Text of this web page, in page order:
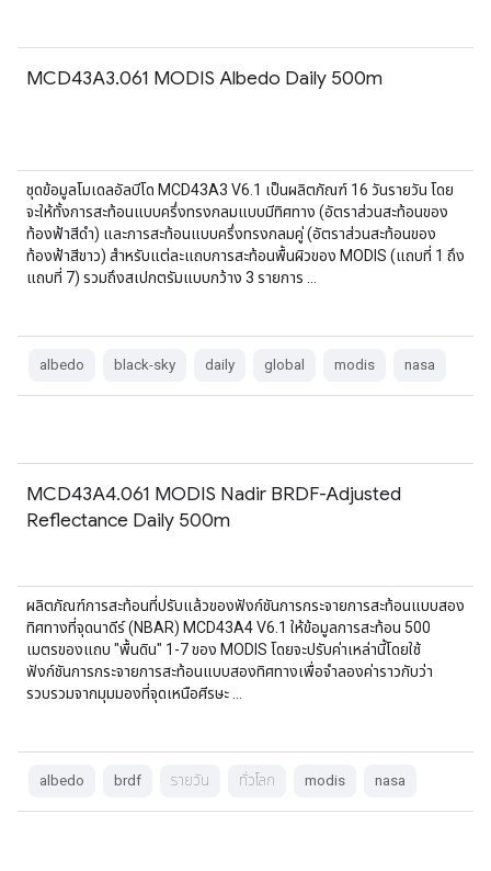
MCD43A3.061 MODIS Albedo Daily 500m
ชุดข้อมูลโมเดลอัลบีโด MCD43A3 V6.1 เป็นผลิตภัณฑ์ 16 วันรายวัน โดย
จะให้ทั้งการสะท้อนแบบครึ่งทรงกลมแบบมีทิศทาง (อัตราส่วนสะท้อนของ
ท้องฟ้าสีดำ) และการสะท้อนแบบครึ่งทรงกลมคู่ (อัตราส่วนสะท้อนของ
ท้องฟ้าสีขาว) สำหรับแต่ละแถบการสะท้อนพื้นผิวของ MODIS (แถบที่ 1 ถึง
แถบที่ 7) รวมถึงสเปกตรัมแบบกว้าง 3 รายการ …
albedo black-sky daily global modis nasa
MCD43A4.061 MODIS Nadir BRDF-Adjusted
Reflectance Daily 500m
ผลิตภัณฑ์การสะท้อนที่ปรับแล้วของฟังก์ชันการกระจายการสะท้อนแบบสอง
ทิศทางที่จุดนาดีร์ (NBAR) MCD43A4 V6.1 ให้ข้อมูลการสะท้อน 500
เมตรของแถบ "พื้นดิน" 1-7 ของ MODIS โดยจะปรับค่าเหล่านี้โดยใช้
ฟังก์ชันการกระจายการสะท้อนแบบสองทิศทางเพื่อจำลองค่าราวกับว่า
รวบรวมจากมุมมองที่จุดเหนือศีรษะ …
albedo brdf รายวัน ทั่วโลก modis nasa